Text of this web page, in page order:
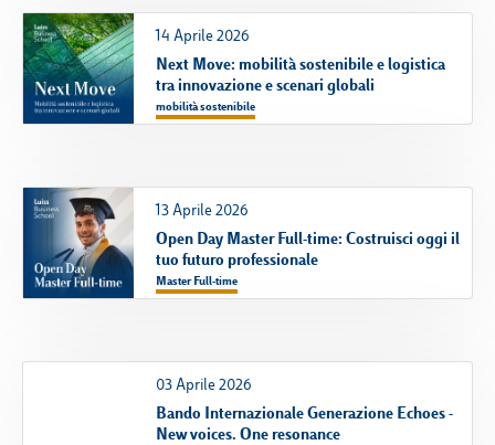
14 Aprile 2026
Next Move: mobilità sostenibile e logistica
tra innovazione e scenari globali
mobilità sostenibile
13 Aprile 2026
Open Day Master Full-time: Costruisci oggi il
tuo futuro professionale
Master Full-time
03 Aprile 2026
Bando Internazionale Generazione Echoes -
New voices. One resonance